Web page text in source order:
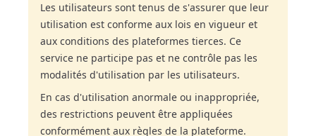
Les utilisateurs sont tenus de s'assurer que leur
utilisation est conforme aux lois en vigueur et
aux conditions des plateformes tierces. Ce
service ne participe pas et ne contrôle pas les
modalités d'utilisation par les utilisateurs.
En cas d'utilisation anormale ou inappropriée,
des restrictions peuvent être appliquées
conformément aux règles de la plateforme.